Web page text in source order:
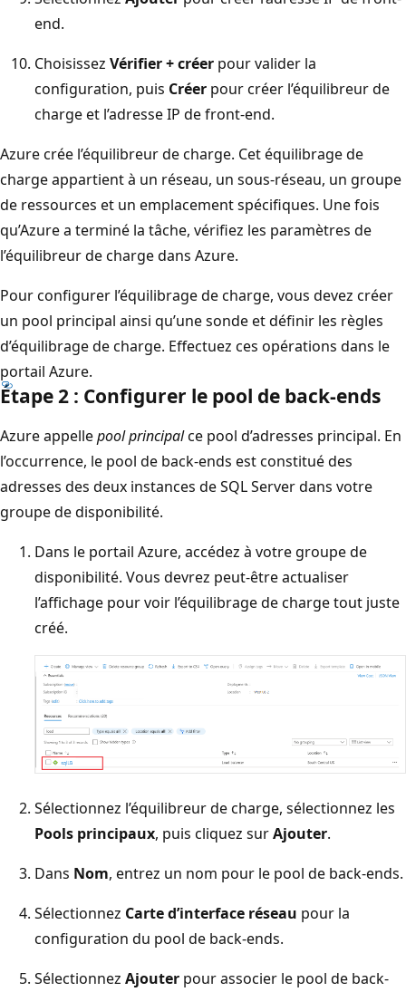
end.
Choisissez Vérifier + créer pour valider la
configuration, puis Créer pour créer l’équilibreur de
charge et l’adresse IP de front-end.
Azure crée l’équilibreur de charge. Cet équilibrage de
charge appartient à un réseau, un sous-réseau, un groupe
de ressources et un emplacement spécifiques. Une fois
qu’Azure a terminé la tâche, vérifiez les paramètres de
l’équilibreur de charge dans Azure.
Pour configurer l’équilibrage de charge, vous devez créer
un pool principal ainsi qu’une sonde et définir les règles
d’équilibrage de charge. Effectuez ces opérations dans le
portail Azure.
Étape 2 : Configurer le pool de back-ends
Azure appellepool principalce pool d’adresses principal. En
l’occurrence, le pool de back-ends est constitué des
adresses des deux instances de SQL Server dans votre
groupe de disponibilité.
Dans le portail Azure, accédez à votre groupe de
disponibilité. Vous devrez peut-être actualiser
l’affichage pour voir l’équilibrage de charge tout juste
créé.
Sélectionnez l’équilibreur de charge, sélectionnez les
Pools principaux, puis cliquez surAjouter.
Dans Nom, entrez un nom pour le pool de back-ends.
Sélectionnez Carte d’interface réseau pour la
configuration du pool de back-ends.
Sélectionnez Ajouter pour associer le pool de back-